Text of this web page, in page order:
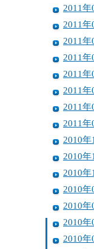
2011年
2011年
2011年
2011年
2011年
2011年
2011年
2011年
2010年
2010年
2010年
2010年
2010年
2010年
2010年